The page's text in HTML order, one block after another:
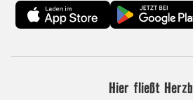
Hier fließt